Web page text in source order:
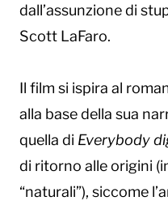
dall’assunzione di
Scott LaFaro.
Il film si ispira al
alla base della sua
quella di Everybody
di ritorno alle origini
“naturali”), siccome